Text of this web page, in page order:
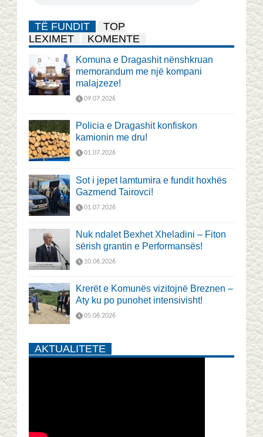
TË FUNDIT
TOP
LEXIMET
KOMENTE
Komuna e Dragashit nënshkruan
memorandum me një kompani
malajzeze!
09.07.2026
Policia e Dragashit konfiskon
kamionin me dru!
01.07.2026
Sot i jepet lamtumira e fundit hoxhës
Gazmend Tairovci!
01.07.2026
Nuk ndalet Bexhet Xheladini – Fiton
sërish grantin e Performansës!
10.06.2026
Krerët e Komunës vizitojnë Breznen –
Aty ku po punohet intensivisht!
05.06.2026
AKTUALITETE